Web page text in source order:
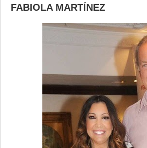
FABIOLA MARTÍNEZ